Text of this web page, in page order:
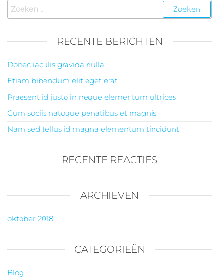
Zoeken
naar:
RECENTE BERICHTEN
Donec iaculis gravida nulla
Etiam bibendum elit eget erat
Praesent id justo in neque elementum ultrices
Cum sociis natoque penatibus et magnis
Nam sed tellus id magna elementum tincidunt
RECENTE REACTIES
ARCHIEVEN
oktober 2018
CATEGORIEËN
Blog